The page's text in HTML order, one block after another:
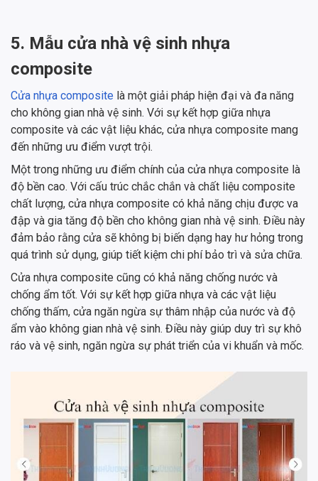
5. Mẫu cửa nhà vệ sinh nhựa
composite
Cửa nhựa composite là một giải pháp hiện đại và đa năng
cho không gian nhà vệ sinh. Với sự kết hợp giữa nhựa
composite và các vật liệu khác, cửa nhựa composite mang
đến những ưu điểm vượt trội.
Một trong những ưu điểm chính của cửa nhựa composite là
độ bền cao. Với cấu trúc chắc chắn và chất liệu composite
chất lượng, cửa nhựa composite có khả năng chịu được va
đập và gia tăng độ bền cho không gian nhà vệ sinh. Điều này
đảm bảo rằng cửa sẽ không bị biến dạng hay hư hỏng trong
quá trình sử dụng, giúp tiết kiệm chi phí bảo trì và sửa chữa.
Cửa nhựa composite cũng có khả năng chống nước và
chống ẩm tốt. Với sự kết hợp giữa nhựa và các vật liệu
chống thấm, cửa ngăn ngừa sự thâm nhập của nước và độ
ẩm vào không gian nhà vệ sinh. Điều này giúp duy trì sự khô
ráo và vệ sinh, ngăn ngừa sự phát triển của vi khuẩn và mốc.